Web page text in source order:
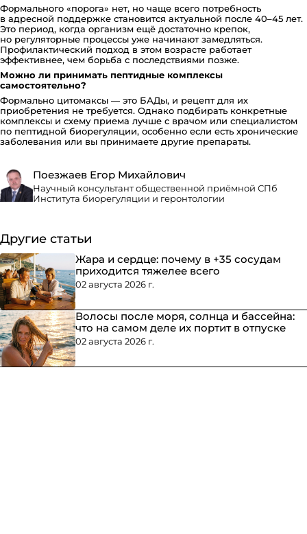
Формального «порога» нет, но чаще всего потребность
в адресной поддержке становится актуальной после 40–45 лет.
Это период, когда организм ещё достаточно крепок,
но регуляторные процессы уже начинают замедляться.
Профилактический подход в этом возрасте работает
эффективнее, чем борьба с последствиями позже.
Можно ли принимать пептидные комплексы
самостоятельно?
Формально цитомаксы — это БАДы, и рецепт для их
приобретения не требуется. Однако подбирать конкретные
комплексы и схему приема лучше с врачом или специалистом
по пептидной биорегуляции, особенно если есть хронические
заболевания или вы принимаете другие препараты.
Поезжаев Егор Михайлович
Научный консультант общественной приёмной СПб
Института биорегуляции и геронтологии
Другие статьи
Жара и сердце: почему в +35 сосудам
приходится тяжелее всего
02 августа 2026 г.
Волосы после моря, солнца и бассейна:
что на самом деле их портит в отпуске
02 августа 2026 г.